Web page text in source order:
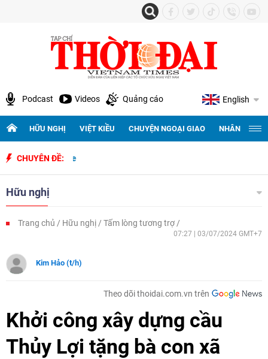
Podcast Videos Quảng cáo English
HỮU NGHỊ VIỆT KIỀU CHUYỆN NGOẠI GIAO NHÂN
CHUYÊN ĐỀ:
- Chile
Hữu nghị
Trang chủ Hữu nghị Tấm lòng tương trợ
07:27 | 03/07/2024 GMT+7
Kim Hảo (t/h)
Theo dõi thoidai.com.vn trên
Khởi công xây dựng cầu
Thủy Lợi tặng bà con xã